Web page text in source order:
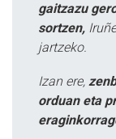
gaitzazu
sortzen,
jartzeko.
Izan ere,
orduan eta